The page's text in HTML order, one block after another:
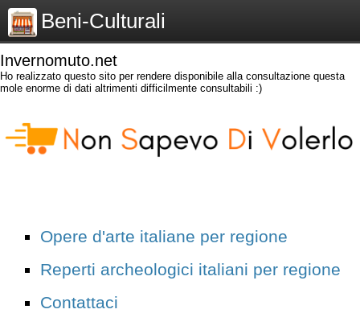
Beni-Culturali
Invernomuto.net
Ho realizzato questo sito per rendere disponibile alla consultazione questa
mole enorme di dati altrimenti difficilmente consultabili :)
Opere d'arte italiane per regione
Reperti archeologici italiani per regione
Contattaci